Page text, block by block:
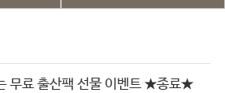
무료 출산팩 선물 이벤트 ★종료★